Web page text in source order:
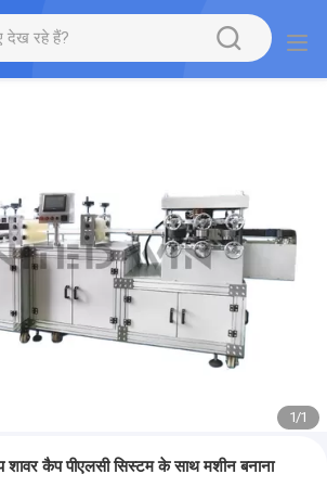
1/1
कैप पीएलसी सिस्टम के साथ मशीन बनाना